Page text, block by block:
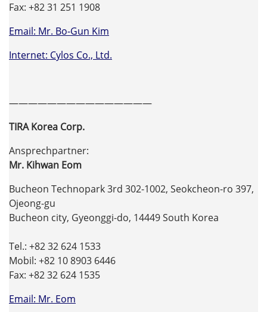
Fax: +82 31 251 1908
Email: Mr. Bo-Gun Kim
Internet: Cylos Co., Ltd.
———————————————
TIRA Korea Corp.
Ansprechpartner:
Mr. Kihwan Eom
Bucheon Technopark 3rd 302-1002, Seokcheon-ro 397,
Ojeong-gu
Bucheon city, Gyeonggi-do, 14449 South Korea
Tel.: +82 32 624 1533
Mobil: +82 10 8903 6446
Fax: +82 32 624 1535
Email: Mr. Eom